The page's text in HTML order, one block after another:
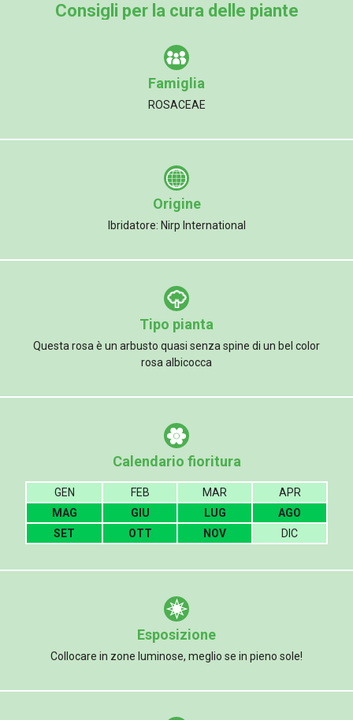
Consigli per la cura delle piante
Famiglia
ROSACEAE
Origine
Ibridatore: Nirp International
Tipo pianta
Questa rosa è un arbusto quasi senza spine di un bel color
rosa albicocca
Calendario fioritura
GEN FEB MAR
APR
MAG
GIU LUG
AGO
SET
OTT NOV DIC
Esposizione
Collocare in zone luminose, meglio se in pieno sole!